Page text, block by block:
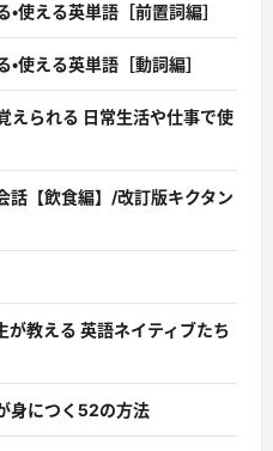
使える英単語［前置詞編］
使える英単語［動詞編］
えられる 日常生活や仕事で使
話【飲食編】/改訂版キクタン
が教える 英語ネイティブたち
身につく52の方法